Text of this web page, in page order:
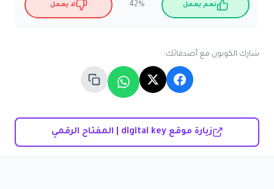
نعم يعمل 42% لا يعمل
شارك الكوبون مع أصدقائك:
زيارة موقع digital key | المفتاح الرقمي